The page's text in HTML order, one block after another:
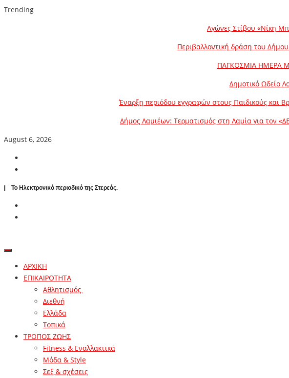
Trending
Αγώνες Στίβου «Νίκη
Περιβαλλοντική δράση του
ΠΑΓΚΟΣΜΙΑ ΗΜΕΡΑ
Δημοτικό Ωδείο
Έναρξη περιόδου εγγραφών στους Παιδικούς και
Δήμος Λαμιέων: Τερματισμός στη Λαμία για τον
August 6, 2026
| To Ηλεκτρονικό περιοδικό της Στερεάς.
ΑΡΧΙΚΗ
ΕΠΙΚΑΙΡΟΤΗΤΑ
Αθλητισμός
Διεθνή
Ελλάδα
Τοπικά
ΤΡΟΠΟΣ ΖΩΗΣ
Fitness & Εναλλακτικά
Μόδα & Style
Σεξ & σχέσεις